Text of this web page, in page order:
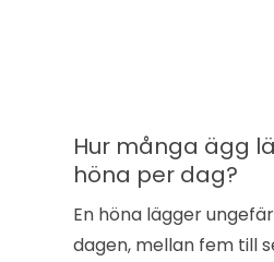
Hur många ägg
höna per dag?
En höna lägger
dagen, mellan fem till